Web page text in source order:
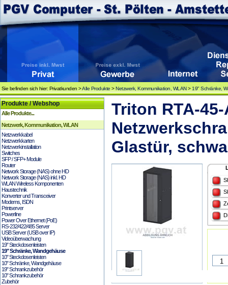
Sie befinden sich hier: Privatkunden >Alle Produkte >Netzwerk, Kommunikation, WLAN> 19" Schränke,
Produkte / Webshop
Alle Produkte...
Netzwerk, Kommunikation, WLAN
Netzwerkkabel
Netzwerkkarten
Netzwerkinstallation
Switches
SFP / SFP+ Module
Router
Network Storage (NAS) ohne HD
Network Storage (NAS) inkl. HD
WLAN Wireless Komponenten
Haustechnik
Konverter und Transceiver
Modems, ISDN
Printserver
Powerline
Power Over Ethernet (PoE)
RS-232/422/485 Server
USB Server (USB over IP)
Videoüberwachung
19" Steckdosenleisten
19" Schränke, Wandgehäuse
10" Steckdosenleisten
10" Schränke, Wandgehäuse
19" Schrankzubehör
10" Schrankzubehör
Zubehör
Triton RTA-
Glastür,